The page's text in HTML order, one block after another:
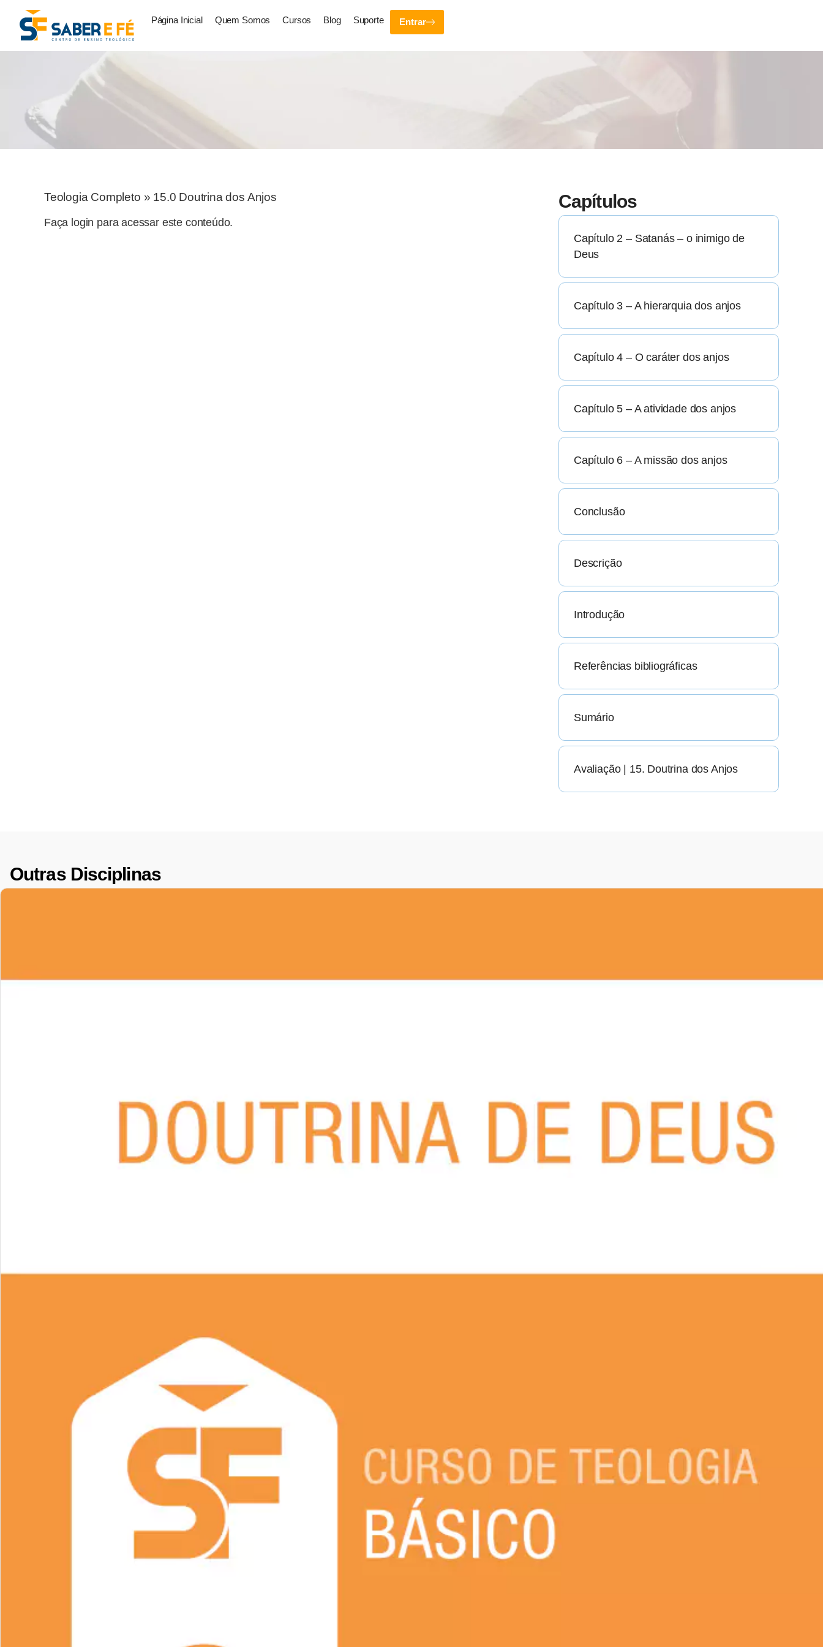
Página Inicial Quem Somos Cursos Blog Suporte Entrar
Teologia Completo » 15.0 Doutrina dos Anjos
Faça login para acessar este conteúdo.
Capítulos
Capítulo 2 – Satanás – o inimigo de
Deus
Capítulo 3 – A hierarquia dos anjos
Capítulo 4 – O caráter dos anjos
Capítulo 5 – A atividade dos anjos
Capítulo 6 – A missão dos anjos
Conclusão
Descrição
Introdução
Referências bibliográficas
Sumário
Avaliação | 15. Doutrina dos Anjos
Outras Disciplinas